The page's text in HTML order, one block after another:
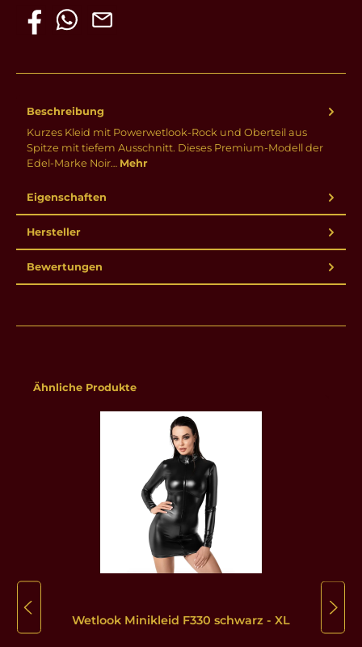
Beschreibung
Kurzes Kleid mit Powerwetlook-Rock und Oberteil aus
Spitze mit tiefem Ausschnitt. Dieses Premium-Modell der
Edel-Marke Noir… Mehr
Eigenschaften
Hersteller
Bewertungen
Produktgalerie überspringen
Ähnliche Produkte
Wetlook Minikleid F330 schwarz - XL